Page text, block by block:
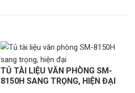
TỦ TÀI LIỆU VĂN PHÒNG SM-
8150H SANG TRỌNG, HIỆN ĐẠI